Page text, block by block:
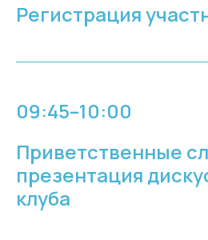
Регистрация
09:45–10:00
Приветственные
презентация
клуба